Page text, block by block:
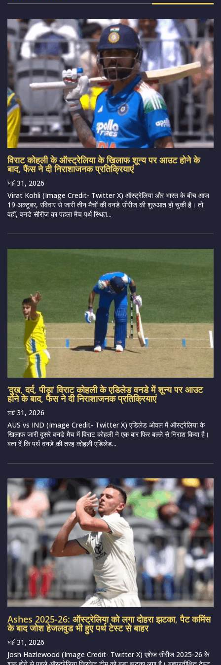
विराट कोहली के ऑस्ट्रेलिया के खिलाफ शून्य पर आउट होने के
बाद, फैंस ने दी निराशाजनक प्रतिक्रियाएं
মার্চ 31, 2026
Virat Kohli (Image Credit- Twitter X) ऑस्ट्रेलिया और भारत के बीच आज
19 अक्टूबर, रविवार से जारी तीन मैचों की वनडे सीरीज की शुरुआत हो चुकी है। तो
वहीं, वनडे सीरीज का पहला मैच पर्थ स्थित...
‘दुख, दर्द, पीड़ा’ विराट कोहली के एडिलेड वनडे में शून्य पर आउट
होने के बाद, फैंस ने दी निराशाजनक प्रतिक्रियाएं
মার্চ 31, 2026
AUS vs IND (Image Credit- Twitter X) एडिलेड ओवल में ऑस्ट्रेलिया के
खिलाफ जारी दूसरे वनडे मैच में विराट कोहली ने एक बार फिर बल्ले से निराश किया है।
बता दें कि पर्थ वनडे की तरह कोहली एडिलेड...
Ashes 2025-26: ऑस्ट्रेलिया को लगा दोहरा झटका, पैट कमिंस
के बाद जोश हेजलवुड भी हुए पर्थ टेस्ट से बाहर
মার্চ 31, 2026
Josh Hazlewood (Image Credit- Twitter X) एशेज सीरीज 2025-26 के